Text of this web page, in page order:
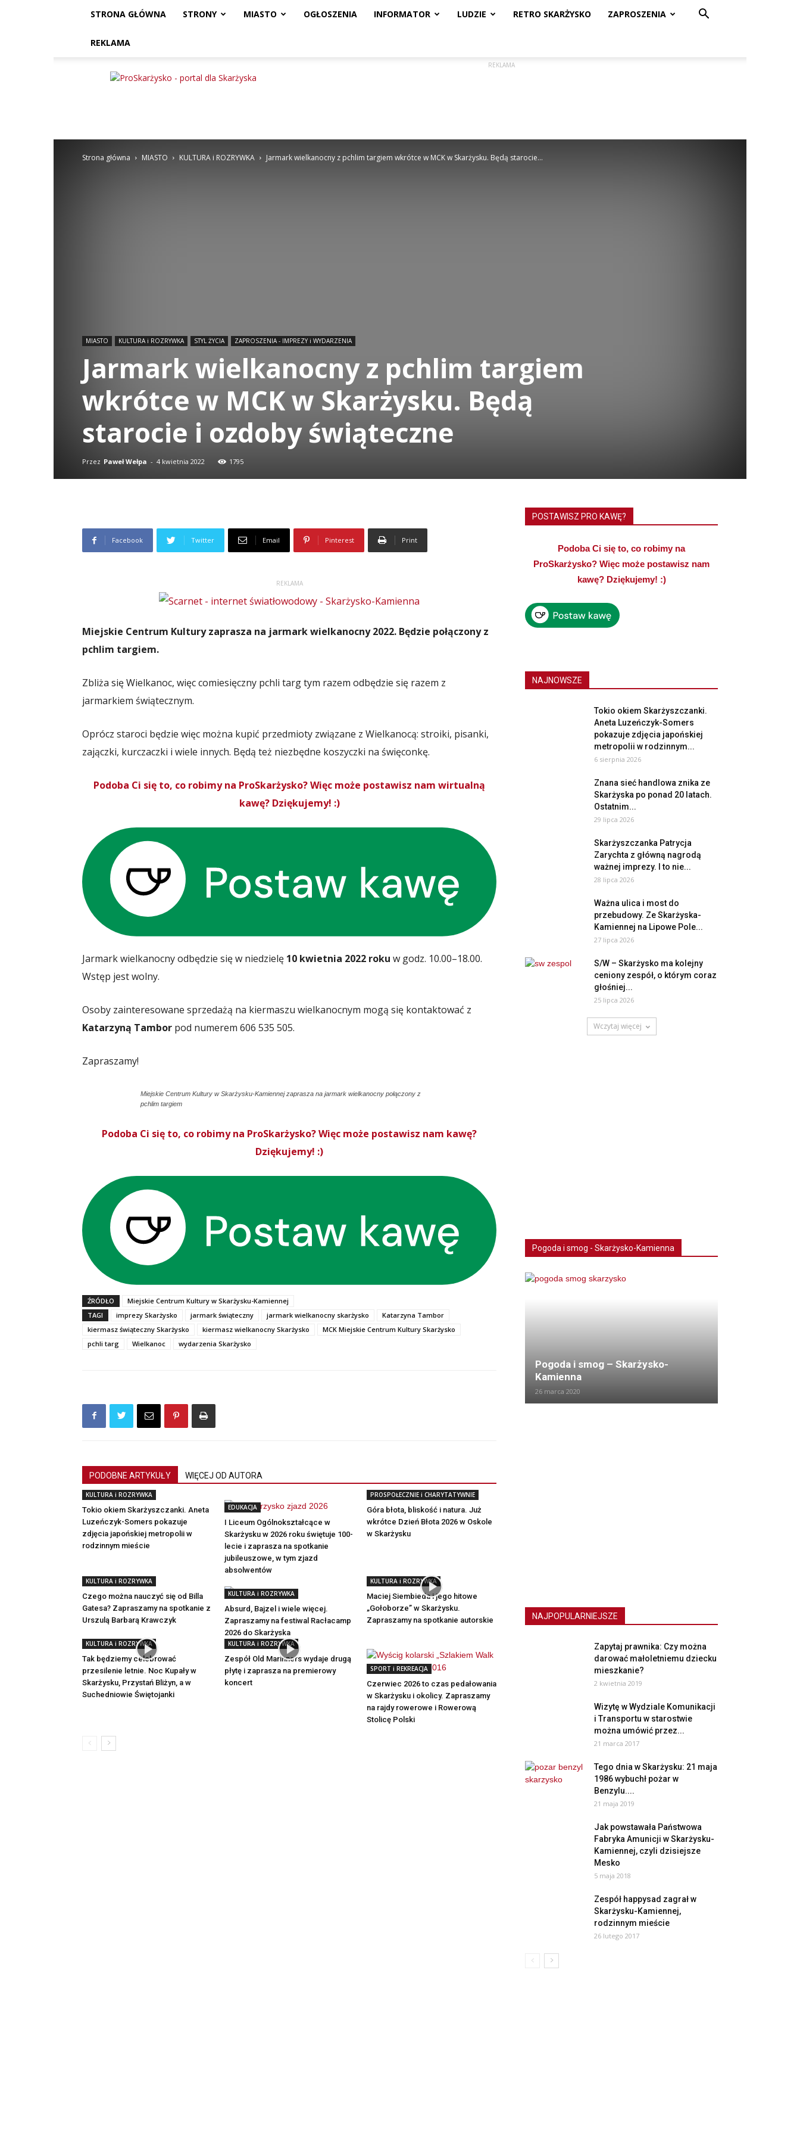
STRONA GŁÓWNA STRONY MIASTO OGŁOSZENIA INFORMATOR LUDZIE RETRO SKARŻYSKO ZAPROSZENIA
REKLAMA
ProSkarżysko
REKLAMA
Strona główna MIASTO KULTURA i ROZRYWKA Jarmark wielkanocny z pchlim targiem wkrótce w MCK w Skarżysku. Będą starocie...
MIASTO KULTURA i ROZRYWKA STYL ŻYCIA ZAPROSZENIA - IMPREZY i WYDARZENIA
Jarmark wielkanocny z pchlim targiem
wkrótce w MCK w Skarżysku. Będą
starocie i ozdoby świąteczne
Przez Paweł Wełpa - 4 kwietnia 2022 1795
Facebook Twitter Email Pinterest Print
REKLAMA
Miejskie Centrum Kultury zaprasza na jarmark wielkanocny 2022. Będzie połączony z
pchlim targiem.
Zbliża się Wielkanoc, więc comiesięczny pchli targ tym razem odbędzie się razem z
jarmarkiem świątecznym.
Oprócz staroci będzie więc można kupić przedmioty związane z Wielkanocą: stroiki, pisanki,
zajączki, kurczaczki i wiele innych. Będą też niezbędne koszyczki na święconkę.
Podoba Ci się to, co robimy na ProSkarżysko? Więc może postawisz nam wirtualną
kawę? Dziękujemy! :)
Jarmark wielkanocny odbędzie się w niedzielę 10 kwietnia 2022 roku w godz. 10.00–18.00.
Wstęp jest wolny.
Osoby zainteresowane sprzedażą na kiermaszu wielkanocnym mogą się kontaktować z
Katarzyną Tambor pod numerem 606 535 505.
Zapraszamy!
Miejskie Centrum Kultury w Skarżysku-Kamiennej zaprasza na jarmark wielkanocny połączony z
pchlim targiem
Podoba Ci się to, co robimy na ProSkarżysko? Więc może postawisz nam kawę?
Dziękujemy! :)
ŹRÓDŁO
Miejskie Centrum Kultury w Skarżysku-Kamiennej
TAGI
imprezy Skarżysko jarmark świąteczny jarmark wielkanocny skarżysko
Katarzyna Tambor
kiermasz świąteczny Skarżysko
kiermasz wielkanocny Skarżysko
MCK Miejskie Centrum Kultury Skarżysko
pchli targ
Wielkanoc wydarzenia Skarżysko
PODOBNE ARTYKUŁY WIĘCEJ OD AUTORA
KULTURA i ROZRYWKA
Tokio okiem Skarżyszczanki. Aneta
Luzeńczyk-Somers pokazuje
zdjęcia japońskiej metropolii w
rodzinnym mieście
EDUKACJA
I Liceum Ogólnokształcące w
Skarżysku w 2026 roku świętuje 100-
lecie i zaprasza na spotkanie
jubileuszowe, w tym zjazd
absolwentów
PROSPOŁECZNIE i CHARYTATYWNIE
Góra błota, bliskość i natura. Już
wkrótce Dzień Błota 2026 w Oskole
w Skarżysku
KULTURA i ROZRYWKA
Czego można nauczyć się od Billa
Gatesa? Zapraszamy na spotkanie z
Urszulą Barbarą Krawczyk
KULTURA i ROZRYWKA
Absurd, Bajzel i wiele więcej.
Zapraszamy na festiwal Racłacamp
2026 do Skarżyska
KULTURA i ROZRYWKA
Maciej Siembieda i jego hitowe
„Gołoborze” w Skarżysku.
Zapraszamy na spotkanie autorskie
KULTURA i ROZRYWKA
Tak będziemy celebrować
przesilenie letnie. Noc Kupały w
Skarżysku, Przystań Bliżyn, a w
Suchedniowie Świętojanki
KULTURA i ROZRYWKA
Zespół Old Marinners wydaje drugą
płytę i zaprasza na premierowy
koncert
SPORT i REKREACJA
Czerwiec 2026 to czas pedałowania
w Skarżysku i okolicy. Zapraszamy
na rajdy rowerowe i Rowerową
Stolicę Polski
POSTAWISZ PRO KAWĘ?
Podoba Ci się to, co robimy na
ProSkarżysko? Więc może postawisz nam
kawę? Dziękujemy! :)
NAJNOWSZE
Tokio okiem Skarżyszczanki.
Aneta Luzeńczyk-Somers
pokazuje zdjęcia japońskiej
metropolii w rodzinnym...
6 sierpnia 2026
Znana sieć handlowa znika ze
Skarżyska po ponad 20 latach.
Ostatnim...
29 lipca 2026
Skarżyszczanka Patrycja
Zarychta z główną nagrodą
ważnej imprezy. I to nie...
28 lipca 2026
Ważna ulica i most do
przebudowy. Ze Skarżyska-
Kamiennej na Lipowe Pole...
27 lipca 2026
S/W – Skarżysko ma kolejny
ceniony zespół, o którym coraz
głośniej...
25 lipca 2026
Wczytaj więcej
Pogoda i smog - Skarżysko-Kamienna
Pogoda i smog – Skarżysko-
Kamienna
26 marca 2020
NAJPOPULARNIEJSZE
Zapytaj prawnika: Czy można
darować małoletniemu dziecku
mieszkanie?
2 kwietnia 2019
Wizytę w Wydziale Komunikacji
i Transportu w starostwie
można umówić przez...
21 marca 2017
Tego dnia w Skarżysku: 21 maja
1986 wybuchł pożar w
Benzylu....
21 maja 2019
Jak powstawała Państwowa
Fabryka Amunicji w Skarżysku-
Kamiennej, czyli dzisiejsze
Mesko
5 maja 2018
Zespół happysad zagrał w
Skarżysku-Kamiennej,
rodzinnym mieście
26 lutego 2017